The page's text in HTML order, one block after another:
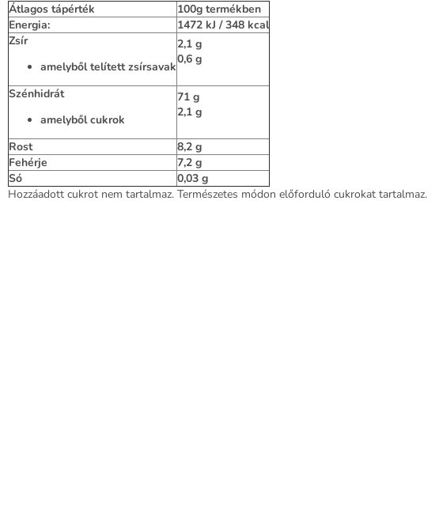
Átlagos tápérték
100g termékben
Energia:
1472 kJ / 348 kcal
Zsír
amelyből telített zsírsavak
2,1 g
0,6 g
Szénhidrát
amelyből cukrok
71 g
2,1 g
Rost
8,2 g
Fehérje
7,2 g
Só
0,03 g
Hozzáadott cukrot nem tartalmaz. Természetes módon előforduló cukrokat tartalmaz.